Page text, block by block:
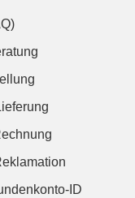
ID